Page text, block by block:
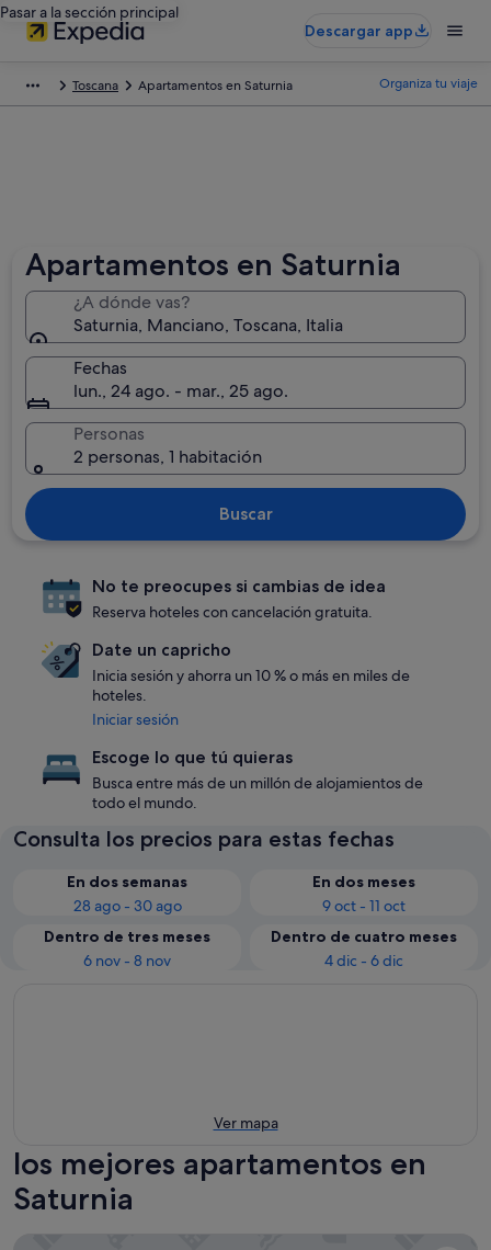
Pasar a la sección principal
Descargar app
Toscana Apartamentos en Saturnia Organiza tu viaje
Apartamentos en Saturnia
¿A dónde vas?
Saturnia, Manciano, Toscana, Italia
Fechas
lun., 24 ago. - mar., 25 ago.
Personas
2 personas, 1 habitación
Buscar
No te preocupes si cambias de idea
Reserva hoteles con cancelación gratuita.
Date un capricho
Inicia sesión y ahorra un 10 % o más en miles de
hoteles.
Iniciar sesión
Escoge lo que tú quieras
Busca entre más de un millón de alojamientos de
todo el mundo.
Consulta los precios para estas fechas
En dos semanas
28 ago - 30 ago
En dos meses
9 oct - 11 oct
Dentro de tres meses
6 nov - 8 nov
Dentro de cuatro meses
4 dic - 6 dic
Ver mapa
los mejores apartamentos en
Saturnia